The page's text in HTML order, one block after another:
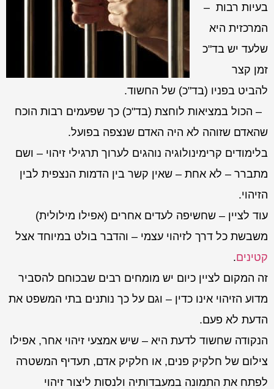
בעיות רבות –
המרכזית היא
שלעד יש בד"כ
זמן קצר
להביט בפניו (בד"כ) של החשוד.
– הכול במציאות לוחצת (בד"כ) כך שפעמים רבות הוכח
שהאדם שזוהה לא היה האדם שנצפה בפועל.
בלימודים קרימינולוגיה נוהגים לערוך תרגילי זיהוי – ושם
מתברר – לא אחת – שאין קשר בין הדמות הנצפית לבין
הזיהוי.
עוד לציין – שחשיפה לעדים אחרים (אפילו מילולית)
משבשת כל דרך לזיהוי עצמי – והדבר בולט במיוחד אצל
קטינים.
זה המקום לציין כיום יש מומחים רבים שבכוחם להסביר
מדוע הזיהוי אינו כדין – וגם על כך נותנים בתי המשפט את
הדעת לא פעם.
הנקודה שחשוד לדעת היא – שיש אמצעי זיהוי אחר, אפילו
צילום של חלקיק פנים, או חלקיק אדם, תעדיף המשטרה
לפתח את התמונה במעבדותיה ולנסות ליצור זיהוי